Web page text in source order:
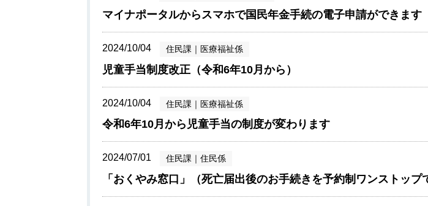
マイナポータルからスマホで国民年金手続の電子申請ができます
2024/10/04 住民課 ｜ 医療福祉係
児童手当制度改正（令和6年10月から）
2024/10/04 住民課 ｜ 医療福祉係
令和6年10月から児童手当の制度が変わります
2024/07/01 住民課 ｜ 住民係
「おくやみ窓口」（死亡届出後のお手続きを予約制ワンストップ